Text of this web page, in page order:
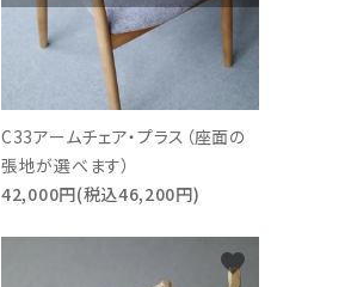
C33アームチェア・プラス（座面の
張地が選べます）
42,000円(税込46,200円)
favorite